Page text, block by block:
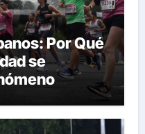
Por Qué
se
por Herman